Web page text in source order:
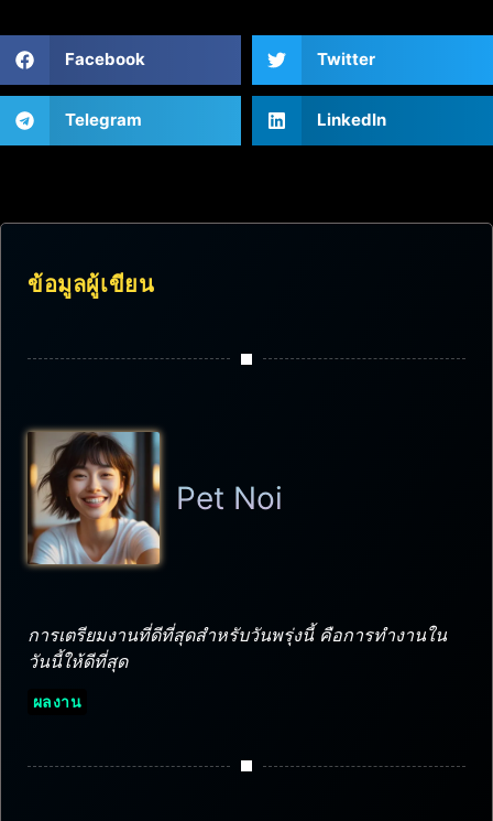
Facebook Twitter
Telegram LinkedIn
ข้อมูลผู้เขียน
Pet Noi
การเตรียมงานที่ดีที่สุดสำหรับวันพรุ่งนี้ คือการทำงานใน
วันนี้ให้ดีที่สุด
ผลงาน